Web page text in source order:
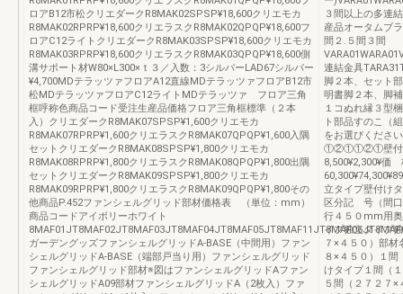
ロアB12市松クリエダークR8MAK02SPSP¥18,600クリエモカ
R8MAK02RPRP¥18,600クリエラスクR8MAK02QPQP¥18,600フ
ロアC12ライトクリエダークR8MAK03SPSP¥18,600クリエモカ
R8MAK03RPRP¥18,600クリエラスクR8MAK03QPQP¥18,600側
溝サポート材W80×L300×ｔ３／入数：3シルバーLAD67シルバー
¥4,700MDテラッツァフロアA12直線MDテラッツァフロアB12市
松MDテラッツァフロアC12ライトMDテラッツァ フロア三角
框呼称色商品コード受注生産品価格フロア三角框標準（２本
入）クリエダークR8MAK07SPSP¥1,600クリエモカ
R8MAK07RPRP¥1,600クリエラスクR8MAK07QPQP¥1,600入隅
セットクリエダークR8MAK08SPSP¥1,800クリエモカ
R8MAK08RPRP¥1,800クリエラスクR8MAK08QPQP¥1,800出隅
セットクリエダークR8MAK09SPSP¥1,800クリエモカ
R8MAK09RPRP¥1,800クリエラスクR8MAK09QPQP¥1,800その
他商品P.452ファンシェルグリッド部材価格表 （単位：mm）
商品コードアイボリーホワイト
ガーデングッズファンシェルグリッドA-BASE（中間用）ファン
シェルグリッドA-BASE（端部戸当り用）ファンシェルグリッド
ファンシェルグリッド部材※図はファンシェルグリッドAファン
シェルグリッドA09部材ファンシェルグリッドA（2枚入）ファ
３間以上
産品オータムブ
間２.５間３間
連結金具
脚２本、セット
明書脚２本、脚
１コぬれ縁３型
ト部品すのこ
をお選びくださ
①②①①②①壁付
8,500¥2,300¥価
立タイプ壁付け
区分記 号（間
行４５０mm用
イプ独立タイプ
７×４５０）部
８×４５０）１
けタイプ１間（
５間（２７２７